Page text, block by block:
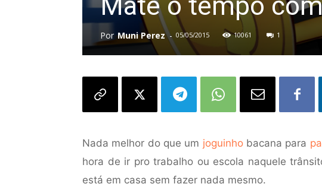
Mate o tempo
Por Muni Perez - 05/05/2015 10061 1
Nada melhor do que um joguinhobacana para
hora de ir pro trabalho ou escola naquele
está em casa sem fazer nada mesmo.